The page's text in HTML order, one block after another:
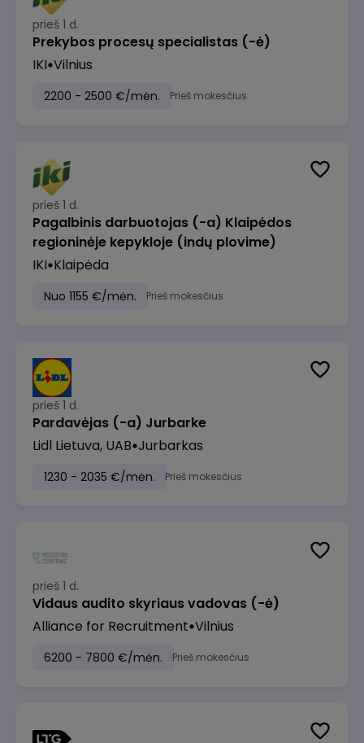
prieš 1 d.
Prekybos procesų specialistas (-ė)
IKI Vilnius
2200 - 2500 €/mėn. Prieš mokesčius
prieš 1 d.
Pagalbinis darbuotojas (-a) Klaipėdos
regioninėje kepykloje (indų plovime)
IKI Klaipėda
Nuo 1155 €/mėn. Prieš mokesčius
prieš 1 d.
Pardavėjas (-a) Jurbarke
Lidl Lietuva, UAB Jurbarkas
1230 - 2035 €/mėn. Prieš mokesčius
prieš 1 d.
Vidaus audito skyriaus vadovas (-ė)
Alliance for Recruitment Vilnius
6200 - 7800 €/mėn. Prieš mokesčius